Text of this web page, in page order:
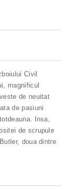
Civil
magnificul
de neuitat
de pasiuni
Insa,
de scrupule
doua dintre